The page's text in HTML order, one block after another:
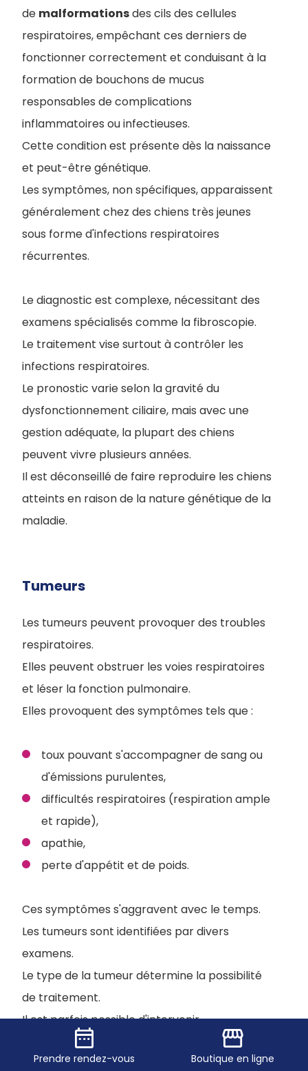
de malformationsdes cils des cellules
respiratoires, empêchant ces derniers de
fonctionner correctement et conduisant à la
formation de bouchons de mucus
responsables de complications
inflammatoires ou infectieuses.
Cette condition est présente dès la naissance
et peut-être génétique.
Les symptômes, non spécifiques, apparaissent
généralement chez des chiens très jeunes
sous forme d'infections respiratoires
récurrentes.
Le diagnostic est complexe, nécessitant des
examens spécialisés comme la fibroscopie.
Le traitement vise surtout à contrôler les
infections respiratoires.
Le pronostic varie selon la gravité du
dysfonctionnement ciliaire, mais avec une
gestion adéquate, la plupart des chiens
peuvent vivre plusieurs années.
Il est déconseillé de faire reproduire les chiens
atteints en raison de la nature génétique de la
maladie.
Tumeurs
Les tumeurs peuvent provoquer des troubles
respiratoires.
Elles peuvent obstruer les voies respiratoires
et léser la fonction pulmonaire.
Elles provoquent des symptômes tels que :
toux pouvant s'accompagner de sang ou
d'émissions purulentes,
difficultés respiratoires (respiration ample
et rapide),
apathie,
perte d'appétit et de poids.
Ces symptômes s'aggravent avec le temps.
Les tumeurs sont identifiées par divers
examens.
Le type de la tumeur détermine la possibilité
de traitement.
Il est parfois possible d'intervenir
chirurgicalement.
Cela dépend du type de la tumeur, de sa
date_range
Prendre rendez-vous
storefront
Boutique en ligne